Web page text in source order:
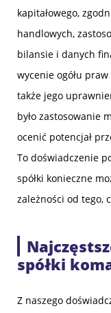
kapitałowego,
handlowych,
bilansie i danych
wycenie ogółu
także jego
było zastosowanie
ocenić potencjał
To doświadczenie
spółki konieczne
zależności od tego,
spółki
Z naszego